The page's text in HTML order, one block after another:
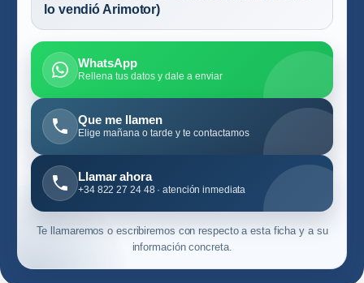
lo vendió Arimotor)
WhatsApp
Rellena tus datos y dale a enviar
Que me llamen
Elige mañana o tarde y te contactamos
Llamar ahora
+34 822 27 24 48 · atención inmediata
Te llamaremos o escribiremos con respecto a esta ficha y a su
información concreta.